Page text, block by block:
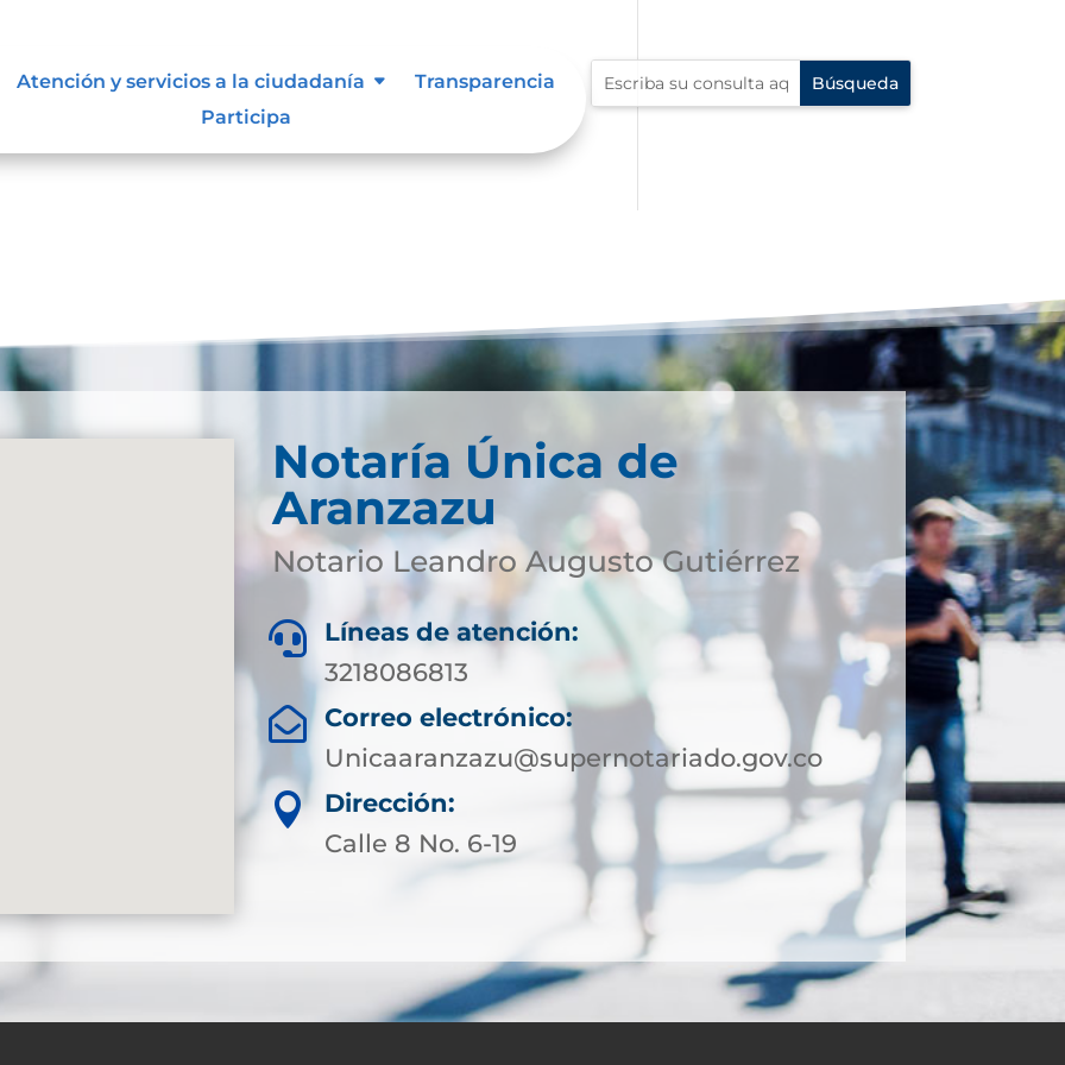
Atención y servicios a la ciudadanía
Transparencia
Participa
Notaría Única de
Aranzazu
Notario Leandro Augusto Gutiérrez

Líneas de atención:
3218086813

Correo electrónico:
Unicaaranzazu@supernotariado.gov.co

Dirección:
Calle 8 No. 6-19